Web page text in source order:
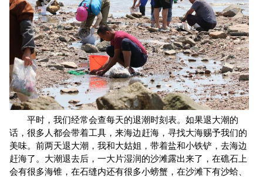
平时，我们经常会查每天的退潮时刻表。如果退大潮的
话，很多人都会带着工具，来海边赶海，寻找大海赐予我们的
美味。前两天退大潮，我和大姑姐，带着盐和小铁铲，去海边
赶海了。大潮退去后，一大片湿润的沙滩露出来了，在礁石上
会有很多海锥，在石缝内还有很多小螃蟹，在沙滩下有沙蛤、